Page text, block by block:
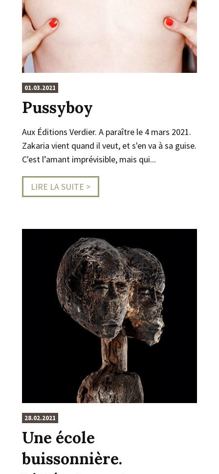
01.03.2021
Pussyboy
Aux Éditions Verdier. A paraître le 4 mars 2021.
Zakaria vient quand il veut, et s'en va à sa guise.
C'est l’amant imprévisible, mais qui...
LIRE LA SUITE >
28.02.2021
Une école
buissonnière.